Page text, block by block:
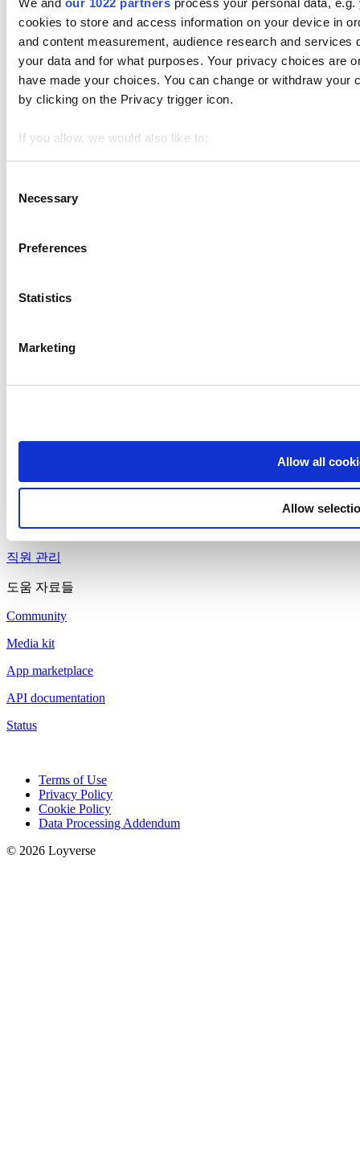
We and our 1022 partners process your personal data,
cookies to store and access information on your device in
and content measurement, audience research and services
your data and for what purposes. Your privacy choices are
have made your choices. You can change or withdraw
by clicking on the Privacy trigger icon.
If you allow, we would also like to:
Collect information about your geographical location
Find out more about how your personal data is processed
We use cookies to personalize content and ads, to provide
use of their services. You consent to the use of cookies by
Selection
Necessary
Preferences
Statistics
Marketing
Allow all
Allow
주제
시작하기
매출
고급 재고 관리
설정
결제
대시보드
고급 재고 관리
직원 관리
도움 자료들
Community
Media kit
App marketplace
API documentation
Status
Terms of Use
Privacy Policy
Cookie Policy
Data Processing Addendum
© 2026 Loyverse